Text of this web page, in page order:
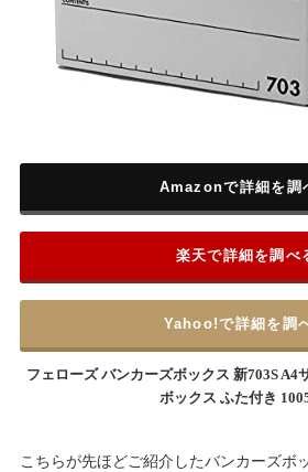
フェローズ バンカーズボックス 新703S A4
ボックス ふた付き
Amazonで詳細を調
楽天で詳細を調べ
Yahoo!で詳細を調
こちらが先ほどご紹介したバンカーズボ